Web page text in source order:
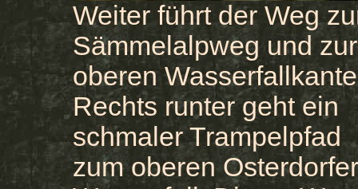
Weiter führt der Weg
Sämmelalpweg und zur
oberen
Rechts runter geht ein
schmaler Trampelpfad
zum oberen Osterdorfer